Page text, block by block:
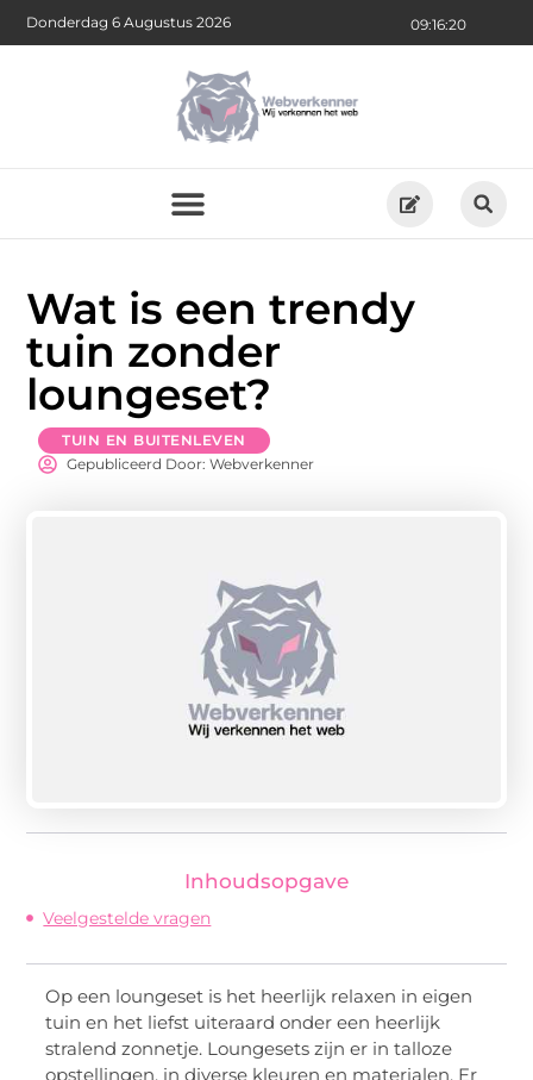
09:16:20
Donderdag 6 Augustus 2026
Wat is een trendy
tuin zonder
loungeset?
TUIN EN BUITENLEVEN
Gepubliceerd Door: Webverkenner
Inhoudsopgave
Veelgestelde vragen
Op een loungeset is het heerlijk relaxen in eigen
tuin en het liefst uiteraard onder een heerlijk
stralend zonnetje. Loungesets zijn er in talloze
opstellingen, in diverse kleuren en materialen. Er